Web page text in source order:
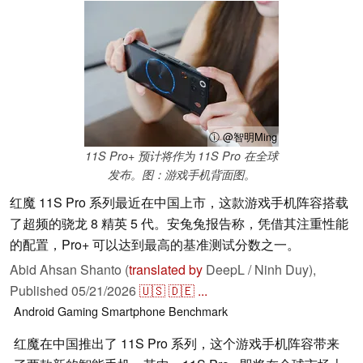
ⓘ @智明Ming
11S Pro+ 预计将作为 11S Pro 在全球
发布。图：游戏手机背面图。
红魔 11S Pro 系列最近在中国上市，这款游戏手机阵容搭载
了超频的骁龙 8 精英 5 代。安兔兔报告称，凭借其注重性能
的配置，Pro+ 可以达到最高的基准测试分数之一。
Abid Ahsan Shanto (translated by DeepL / Ninh Duy),
Published 05/21/2026🇺🇸🇩🇪 ...
AndroidGaming Smartphone Benchmark
红魔在中国推出了 11S Pro 系列，这个游戏手机阵容带来